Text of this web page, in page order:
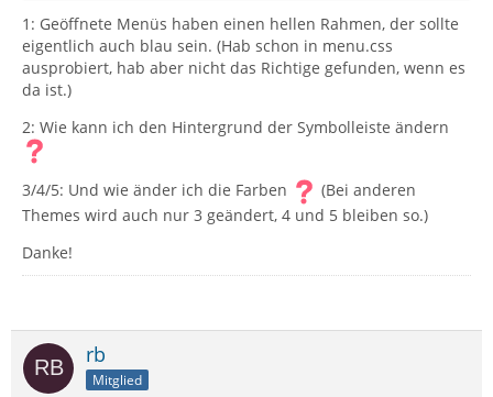
1: Geöffnete Menüs haben einen hellen Rahmen, der sollte
eigentlich auch blau sein. (Hab schon in menu.css
ausprobiert, hab aber nicht das Richtige gefunden, wenn es
da ist.)
2: Wie kann ich den Hintergrund der Symbolleiste ändern
3/4/5: Und wie änder ich die Farben
(Bei anderen
Themes wird auch nur 3 geändert, 4 und 5 bleiben so.)
Danke!
rb
Mitglied